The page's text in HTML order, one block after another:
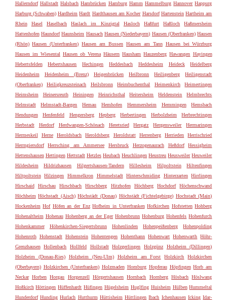
Hallerndorf Hallstadt Halsbach Hambrücken Hamburg Hamm Hammelburg Hannover Happurg
Harburg (Schwaben) Hardheim Hardt Hardthausen am Kocher Harsdorf Hartenstein Hartheim am
Rhein
Hasel Haselbach Haslach im Kinzigtal Hasloch Haßfurt Haßloch
Haßmersheim
Hattenhofen Haundorf Haunsheim Hausach Hausen (Niederbayern) Hausen (Oberfranken) Hausen
(Rhön) Hausen (Unterfranken) Hausen am Bussen Hausen am Tann Hausen bei Würzburg
Hausen im Wiesental Hausen ob Verena Häusern Hausham Hauzenberg Hawangen Hayingen
Hebertsfelden
Hebertshausen Hechingen Heddesbach Heddesheim Heideck
Heidelberg
Heidenheim
Heidenheim (Brenz) Heigenbrücken Heilbronn Heiligenberg
Heiligenstadt
(Oberfranken)
Heiligkreuzsteinach Heilsbronn Heimbuchenthal Heimenkirch
Heimertingen
Heimsheim
Heinersreuth Heiningen Heinrichsthal Heitersheim Heldenstein
Helmbrechts
Helmstadt
Helmstadt-Bargen Hemau Hemhofen Hemmersheim Hemmingen
Hemsbach
Hendungen
Henfenfeld Hengersberg Hepberg Herbertingen Herbolzheim
Herbrechtingen
Herbstadt
Herdorf Herdwangen-Schönach Heretsried Hergatz Hergensweiler
Hermaringen
Hermeskeil
Herne Heroldsbach Heroldsberg Heroldstatt Herrenberg Herrieden
Herrischried
Herrngiersdorf
Herrsching am Ammersee Hersbruck Herzogenaurach Heßdorf
Hessigheim
Hettenshausen Hettingen Hettstadt Hetzles Heubach Heuchlingen Heustreu Heusweiler Heuweiler
Hildesheim
Hildrizhausen Hilgertshausen-Tandern Hillesheim Hilpoltstein
Hiltenfingen
Hiltpoltstein
Hilzingen Himmelkron Himmelstadt Hinterschmiding Hinterzarten
Hirrlingen
Hirschaid
Hirschau Hirschbach Hirschberg Hitzhofen Höchberg Hochdorf
Höchenschwand
Höchheim Höchstadt (Aisch) Höchstädt (Donau) Höchstädt (Fichtelgebirge) Hochstadt (Main)
Hockenheim Hof Höfen an der Enz Hofheim in Unterfranken Hofkirchen Hofstetten Hohberg
Hohenaltheim Hohenau Hohenberg an der Eger Hohenbrunn Hohenburg Hohenfels Hohenfurch
Hohenkammer
Höhenkirchen-Siegertsbrunn Hohenlinden Hohenpeißenberg
Hohenpolding
Hohenroth Hohenstadt Hohenstein Hohentengen Hohenthann Hohenwart Hohenwarth Höhr-
Grenzhausen
Hollenbach Hollfeld Hollstadt Holzgerlingen Holzgünz
Holzheim (Dillingen)
Holzheim (Donau-Ries)
Holzheim (Neu-Ulm) Holzheim am Forst Holzkirch
Holzkirchen
(Oberbayern) Holzkirchen (Unterfranken) Holzmaden Homburg Hopferau Höpfingen Horb am
Neckar Horben Horgau Horgenzell Hörgertshausen Hornbach Hornberg Hösbach Höslwang
Hoßkirch Höttingen Hüffenhardt Hüfingen Hügelsheim Huglfing Huisheim Hülben Hummeltal
Hunderdorf Hunding Hurlach Hutthurm Hüttisheim Hüttlingen Ibach Ichenhausen Icking Idar-